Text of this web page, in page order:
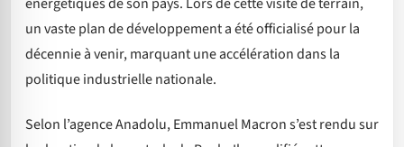
un vaste plan de développement a été officialisé pour la
décennie à venir, marquant une accélération dans la
politique industrielle nationale.
Selon l’agence Anadolu, Emmanuel Macron s’est rendu sur